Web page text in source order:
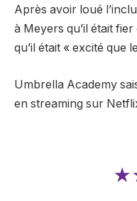
Après avoir loué
à Meyers qu’il était
qu’il était « excité que
Umbrella Academy
en streaming sur